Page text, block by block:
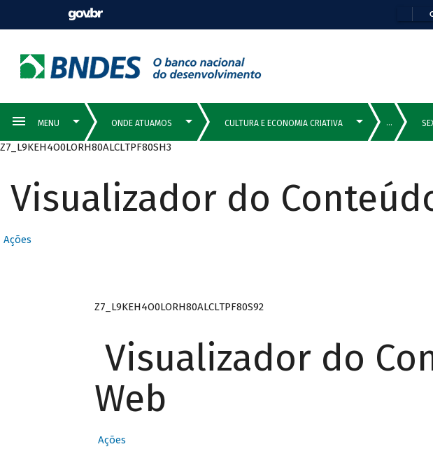
Z7_L9KEH4O0LORH80ALCLTPF80SH3
Visualizador do
Ações
Z7_L9KEH4O0LORH80ALCLTPF80S92
Visualizador do
Web
Ações